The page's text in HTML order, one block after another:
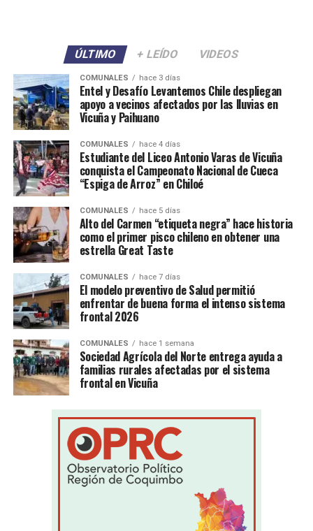
ÚLTIMO + LEÍDO VIDEOS
COMUNALES hace 3 días
Entel y Desafío Levantemos Chile despliegan
apoyo a vecinos afectados por las lluvias en
Vicuña y Paihuano
COMUNALES hace 4 días
Estudiante del Liceo Antonio Varas de Vicuña
conquista el Campeonato Nacional de Cueca
“Espiga de Arroz” en Chiloé
COMUNALES hace 5 días
Alto del Carmen “etiqueta negra” hace historia
como el primer pisco chileno en obtener una
estrella Great Taste
COMUNALES hace 7 días
El modelo preventivo de Salud permitió
enfrentar de buena forma el intenso sistema
frontal 2026
COMUNALES hace 1 semana
Sociedad Agrícola del Norte entrega ayuda a
familias rurales afectadas por el sistema
frontal en Vicuña